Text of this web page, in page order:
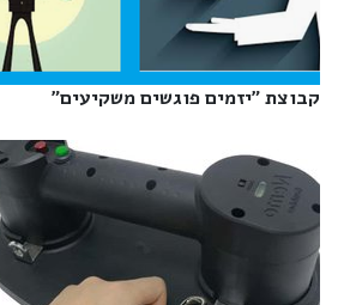
קבוצת "יזמים פוגשים משקיעים"‎